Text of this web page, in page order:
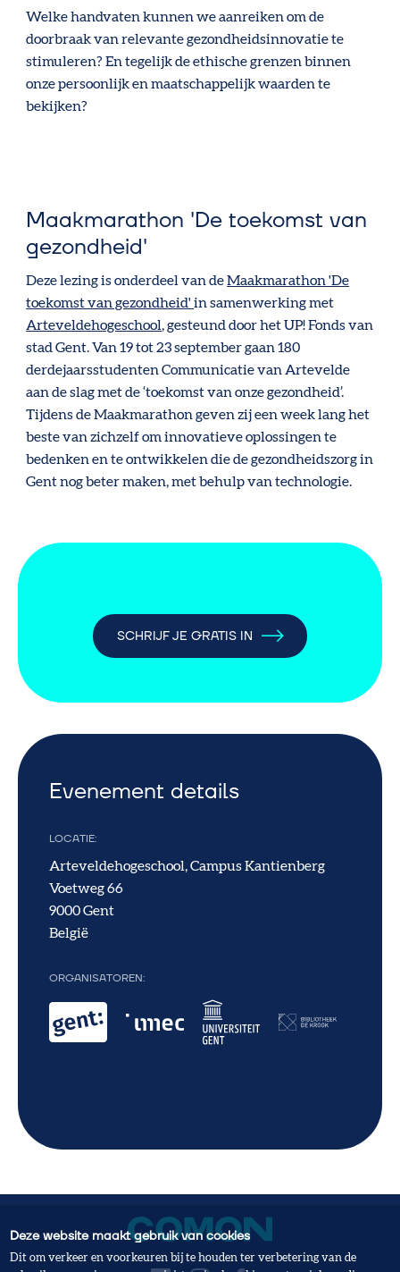
Welke handvaten kunnen we aanreiken om de
doorbraak van relevante gezondheidsinnovatie te
stimuleren? En tegelijk de ethische grenzen binnen
onze persoonlijk en maatschappelijk waarden te
bekijken?
Maakmarathon 'De toekomst van
gezondheid'
Deze lezing is onderdeel van deMaakmarathon 'De
toekomst van gezondheid'in samenwerking met
Arteveldehogeschool, gesteund door het UP! Fonds van
stad Gent. Van 19 tot 23 september gaan 180
derdejaarsstudenten Communicatie van Artevelde
aan de slag met de ‘toekomst van onze gezondheid’.
Tijdens de Maakmarathon geven zij een week lang het
beste van zichzelf om innovatieve oplossingen te
bedenken en te ontwikkelen die de gezondheidszorg in
Gent nog beter maken, met behulp van technologie.
SCHRIJF JE GRATIS IN
Evenement details
LOCATIE
Arteveldehogeschool, Campus Kantienberg
Voetweg 66
9000 Gent
België
ORGANISATOREN
Deze website maakt gebruik van cookies
Dit om verkeer en voorkeuren bij te houden ter verbetering van de